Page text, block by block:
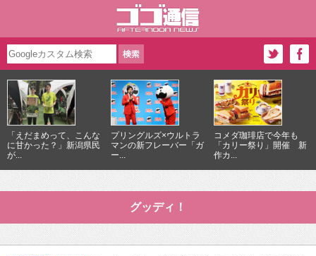
「えだまめって、こんな
に甘かった？」新潟県民
が...
プリングルズ×ウルトラ
マンの新フレーバー「ガ
ー...
コメダ珈琲店で今年も
「カリー祭り」開催 新
作カ...
グッディ！